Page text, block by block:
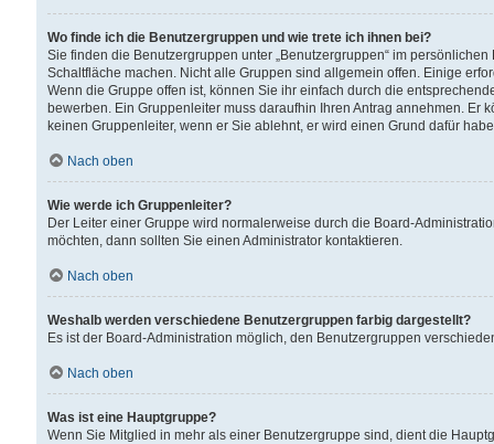
Wo finde ich die Benutzergruppen und wie trete ich ihnen bei?
Sie finden die Benutzergruppen unter „Benutzergruppen“ im
Schaltfläche machen. Nicht alle Gruppen sind allgemein offen. Einige
Wenn die Gruppe offen ist, können Sie ihr einfach durch die
bewerben. Ein Gruppenleiter muss daraufhin Ihren Antrag annehmen.
keinen Gruppenleiter, wenn er Sie ablehnt, er wird einen Grund dafür
Nach oben
Wie werde ich Gruppenleiter?
Der Leiter einer Gruppe wird normalerweise durch die Board-
möchten, dann sollten Sie einen Administrator kontaktieren.
Nach oben
Weshalb werden verschiedene Benutzergruppen farbig dargestellt?
Es ist der Board-Administration möglich, den Benutzergruppen
Nach oben
Was ist eine Hauptgruppe?
Wenn Sie Mitglied in mehr als einer Benutzergruppe sind, dient die